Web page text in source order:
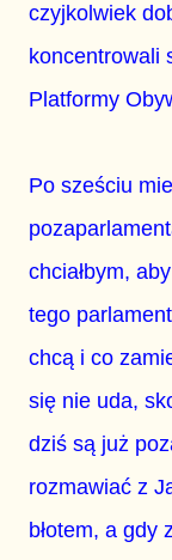
czyjkolwiek
koncentrowali
Platformy
Po sześciu
chciałbym,
tego
chcą i co
się nie uda,
dziś są już
rozmawiać z
błotem, a gdy